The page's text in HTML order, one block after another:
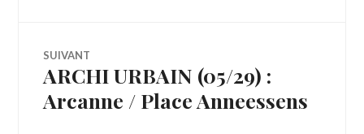
SUIVANT
Article
ARCHI URBAIN (05/29) :
Arcanne / Place Anneessens